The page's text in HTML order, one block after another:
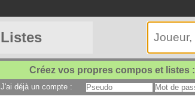
Listes
Créez vos propres compos et listes :
J'ai déjà un compte :